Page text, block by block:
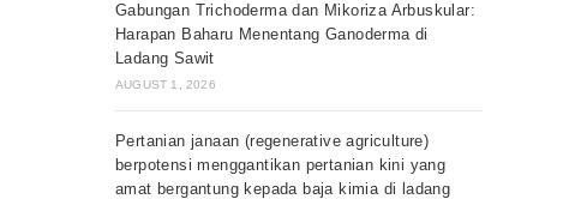
Gabungan Trichoderma dan Mikoriza Arbuskular:
Harapan Baharu Menentang Ganoderma di
Ladang Sawit
AUGUST 1, 2026
Pertanian janaan (regenerative agriculture)
berpotensi menggantikan pertanian kini yang
amat bergantung kepada baja kimia di ladang